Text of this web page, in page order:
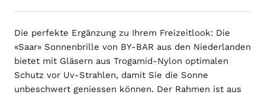
Die perfekte Ergänzung zu Ihrem Freizeitlook: Die
«Saar» Sonnenbrille von BY-BAR aus den Niederlanden
bietet mit Gläsern aus Trogamid-Nylon optimalen
Schutz vor Uv-Strahlen, damit Sie die Sonne
unbeschwert geniessen können. Der Rahmen ist aus